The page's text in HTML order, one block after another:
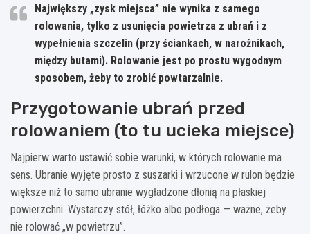
Największy „zysk miejsca” nie wynika z samego
rolowania, tylko z usunięcia powietrza z ubrań i z
wypełnienia szczelin (przy ściankach, w narożnikach,
między butami). Rolowanie jest po prostu wygodnym
sposobem, żeby to zrobić powtarzalnie.
Przygotowanie ubrań przed
rolowaniem (to tu ucieka miejsce)
Najpierw warto ustawić sobie warunki, w których rolowanie ma
sens. Ubranie wyjęte prosto z suszarki i wrzucone w rulon będzie
większe niż to samo ubranie wygładzone dłonią na płaskiej
powierzchni. Wystarczy stół, łóżko albo podłoga — ważne, żeby
nie rolować „w powietrzu”.